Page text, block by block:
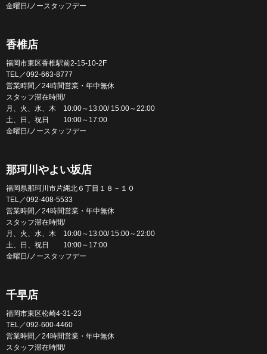
金曜日/ノースタッフデー
香椎店
福岡市東区香椎駅前2-15-10-2F
TEL／092-663-8777
営業時間／24時間営業・年中無休
スタッフ滞在時間/
月、火、水、木 10:00～13:00/ 15:00～22:00
土、日、祝日 10:00～17:00
金曜日/ノースタッフデー
那珂川やよい坂店
福岡県那珂川市片縄北６丁目１８－１０
TEL／092-408-5533
営業時間／24時間営業・年中無休
スタッフ滞在時間/
月、火、水、木 10:00～13:00/ 15:00～22:00
土、日、祝日 10:00～17:00
金曜日/ノースタッフデー
千早店
福岡市東区松崎4-31-23
TEL／092-600-4460
営業時間／24時間営業・年中無休
スタッフ滞在時間/